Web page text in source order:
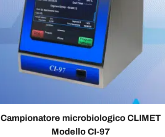
Campionatore microbiologico CLIMET
Modello CI-97